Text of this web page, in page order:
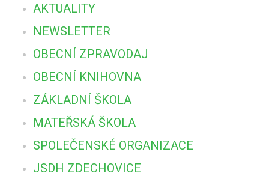
AKTUALITY
NEWSLETTER
OBECNÍ ZPRAVODAJ
OBECNÍ KNIHOVNA
ZÁKLADNÍ ŠKOLA
MATEŘSKÁ ŠKOLA
SPOLEČENSKÉ ORGANIZACE
JSDH ZDECHOVICE